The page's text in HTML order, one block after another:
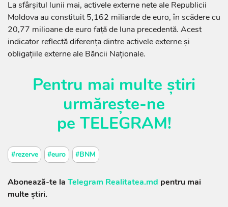
La sfârșitul lunii mai, activele externe nete ale Republicii
Moldova au constituit 5,162 miliarde de euro, în scădere cu
20,77 milioane de euro față de luna precedentă. Acest
indicator reflectă diferența dintre activele externe și
obligațiile externe ale Băncii Naționale.
Pentru mai multe știri
urmărește-ne
pe TELEGRAM!
#rezerve #euro #BNM
Abonează-te la Telegram Realitatea.md pentru mai
multe știri.